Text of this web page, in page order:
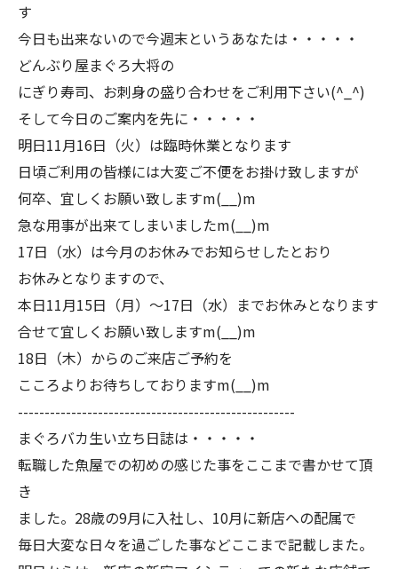
す
今日も出来ないので今週末というあなたは・・・・・
どんぶり屋まぐろ大将の
にぎり寿司、お刺身の盛り合わせをご利用下さい(^_^)
そして今日のご案内を先に・・・・・
明日11月16日（火）は臨時休業となります
日頃ご利用の皆様には大変ご不便をお掛け致しますが
何卒、宜しくお願い致しますm(__)m
急な用事が出来てしまいましたm(__)m
17日（水）は今月のお休みでお知らせしたとおり
お休みとなりますので、
本日11月15日（月）～17日（水）までお休みとなります
合せて宜しくお願い致しますm(__)m
18日（木）からのご来店ご予約を
こころよりお待ちしておりますm(__)m
----------------------------------------------------
まぐろバカ生い立ち日誌は・・・・・
転職した魚屋での初めの感じた事をここまで書かせて頂
き
ました。28歳の9月に入社し、10月に新店への配属で
毎日大変な日々を過ごした事などここまで記載しまた。